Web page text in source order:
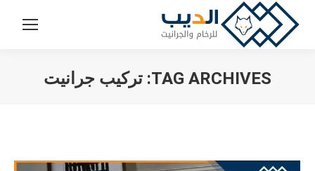
TAG ARCHIVES: تركيب جرانيت